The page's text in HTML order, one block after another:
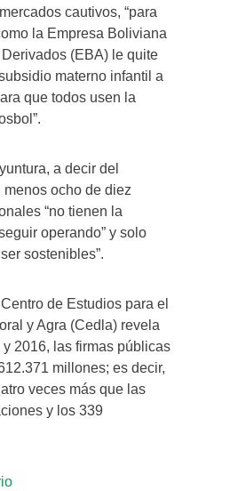
cautivos, “para
la Empresa Boliviana
(EBA) le quite
materno infantil a
que todos usen la
a decir del
menos ocho de diez
“no tienen la
operando” y solo
sostenibles”.
de Estudios para el
y Agra (Cedla) revela
2016, las firmas públicas
millones; es decir,
veces más que las
y los 339